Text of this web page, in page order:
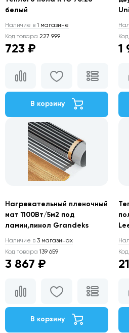
белый
Наличие в 1 магазине
Код товара 227 999
723 ₽
В корзину
1
Нагревательный пленочный
мат 1100Вт/5м2 под
ламин,линол Grandeks
Наличие в 3 магазинах
Код товара 139 659
3 867 ₽
В корзину